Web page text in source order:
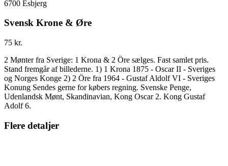
6700 Esbjerg
Svensk Krone & Øre
75 kr.
2 Mønter fra Sverige: 1 Krona & 2 Öre sælges. Fast samlet pris.
Stand fremgår af billederne. 1) 1 Krona 1875 - Oscar II - Sveriges
og Norges Konge 2) 2 Öre fra 1964 - Gustaf Aldolf VI - Sveriges
Konung Sendes gerne for købers regning. Svenske Penge,
Udenlandsk Mønt, Skandinavian, Kong Oscar 2. Kong Gustaf
Adolf 6.
Flere detaljer